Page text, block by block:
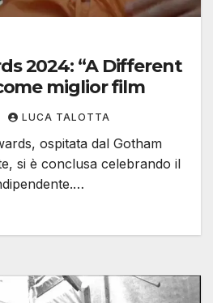
2024: “A Different
miglior film
LUCA TALOTTA
ospitata dal Gotham
si è conclusa celebrando il